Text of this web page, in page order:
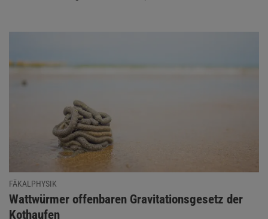
FÄKALPHYSIK
:
Wattwürmer offenbaren Gravitationsgesetz der
Kothaufen